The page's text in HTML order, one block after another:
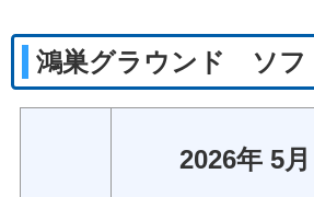
鴻巣グラウンド ソフ
2026年 5月